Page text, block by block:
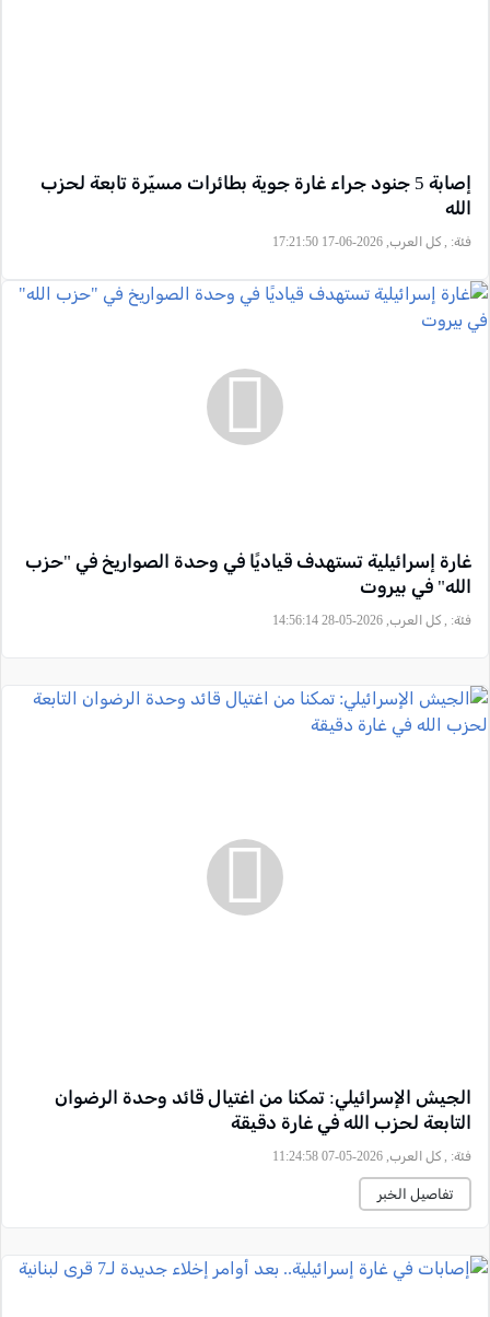
إصابة 5 جنود جراء غارة جوية بطائرات مسيّرة تابعة لحزب
الله
فئة: , كل العرب, 2026-06-17 17:21:50
غارة إسرائيلية تستهدف قياديًا في وحدة الصواريخ في "حزب
الله" في بيروت
فئة: , كل العرب, 2026-05-28 14:56:14
الجيش الإسرائيلي: تمكنا من اغتيال قائد وحدة الرضوان
التابعة لحزب الله في غارة دقيقة
فئة: , كل العرب, 2026-05-07 11:24:58
تفاصيل الخبر